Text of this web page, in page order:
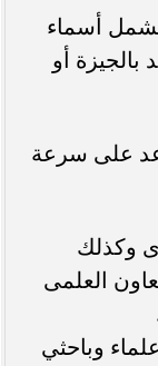
يشمل أسماء
أو
على سرعة
وكذلك
العلمى
وباحثي